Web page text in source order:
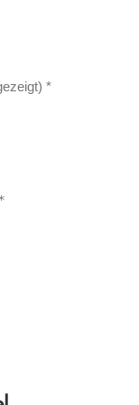
Ulm erhebt die Stimme